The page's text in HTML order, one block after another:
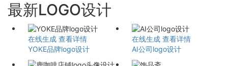
最新LOGO设计
在线生成 查看详情
YOKE品牌logo设计
在线生成 查看详情
AI公司logo设计